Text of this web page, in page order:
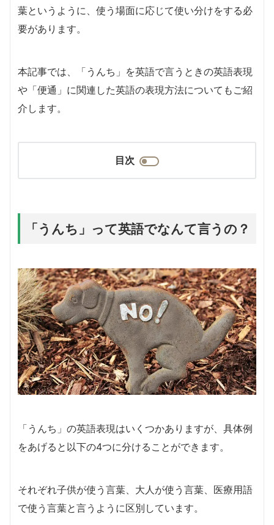
葉というように、使う場面に応じて使い分けをする必
要があります。
本記事では、「うんち」を英語で言うときの英語表現
や「便通」に関連した英語の表現方法についてもご紹
介します。
目次
「うんち」って英語でなんて言うの？
「うんち」の英語表現はいくつかありますが、具体例
をあげると以下の4つに分けることができます。
それぞれ子供が使う言葉、大人が使う言葉、医療用語
で使う言葉と言うように区別しています。